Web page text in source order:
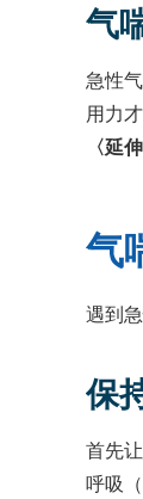
气
急性
用力
〈延
气
遇到
保
首先
呼吸